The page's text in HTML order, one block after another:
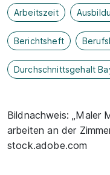
Arbeitszeit
Berichtsheft
Durchschnittsgehalt
Bildnachweis: „Maler
arbeiten an der
stock.adobe.com